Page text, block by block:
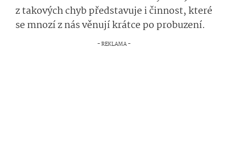
z takových chyb představuje i činnost, které
se mnozí z nás věnují krátce po probuzení.